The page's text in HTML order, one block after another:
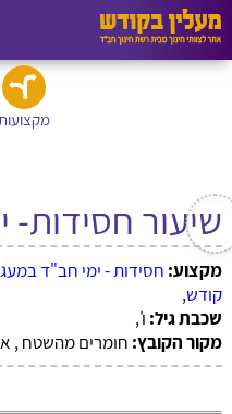
שיעור חסידות-
מקצוע: חסידות - ימי חב"ד
קודש,
שכבת גיל: ו',
מקור הקובץ: חומרים מהשטח ,